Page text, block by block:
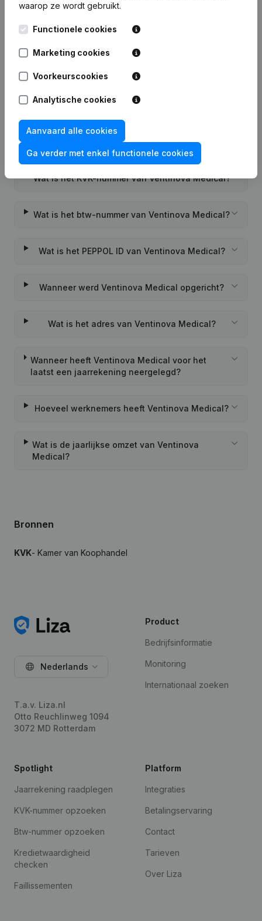
2021
Eigen
vermogen
Personeel
Veelgestelde vragen
Wat is het KVK-nummer van Ventinova Medical?
Wat is het btw-nummer van Ventinova Medical?
Wat is het PEPPOL ID van Ventinova Medical?
Wanneer werd Ventinova Medical opgericht?
Wat is het adres van Ventinova Medical?
Wanneer heeft Ventinova Medical voor het
laatst een jaarrekening neergelegd?
Hoeveel werknemers heeft Ventinova Medical?
Wat is de jaarlijkse omzet van Ventinova
Medical?
Bronnen
KVK- Kamer van Koophandel
waarop ze wordt gebruikt.
Functionele cookies
Marketing cookies
Voorkeurscookies
Analytische cookies
Aanvaard alle cookies
Ga verder met enkel functionele cookies
Nederlands
T.a.v. Liza.nl
Otto Reuchlinweg 1094
3072 MD Rotterdam
Product
Bedrijfsinformatie
Monitoring
Internationaal zoeken
Spotlight
Jaarrekening raadplegen
KVK-nummer opzoeken
Btw-nummer opzoeken
Kredietwaardigheid
checken
Faillissementen
Platform
Integraties
Betalingservaring
Contact
Tarieven
Over Liza